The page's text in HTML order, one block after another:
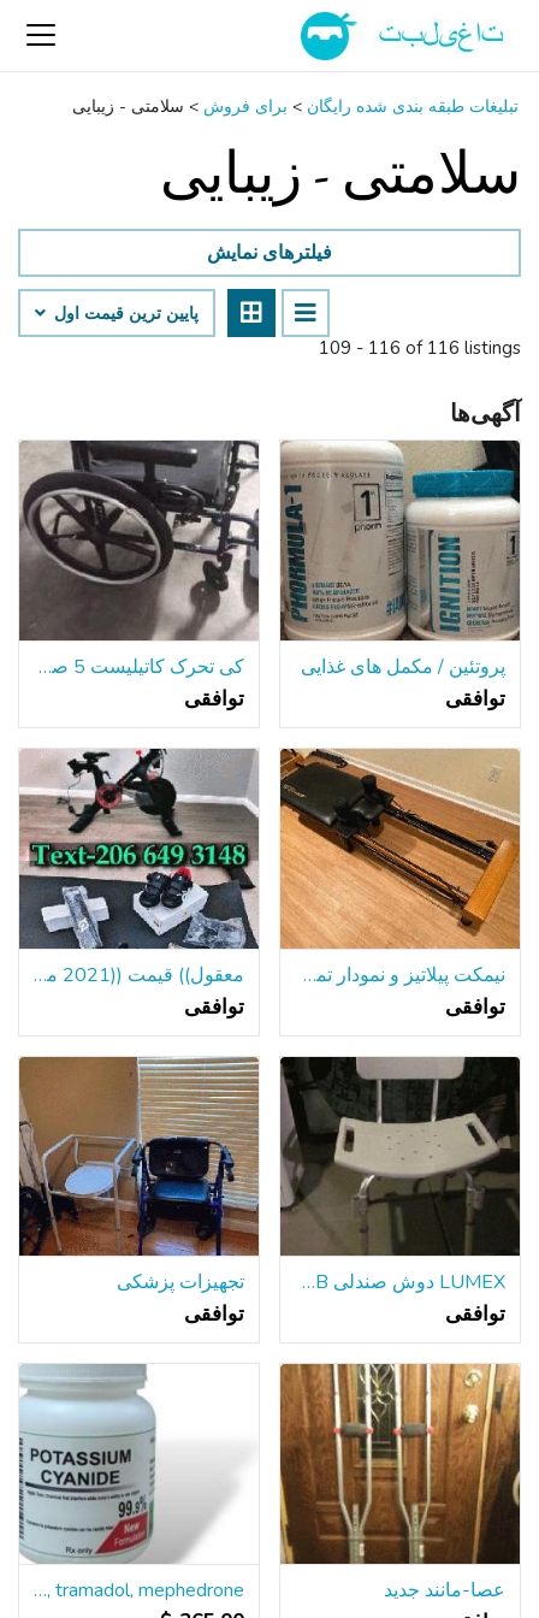
تبلیغات طبقه بندی شده رایگان > برای فروش > سلامتی - زیبایی
سلامتی - زیبایی
109 - 116 of 116 listings
فیلترهای نمایش
پایین ‌ترین قیمت اول
آگهی‌ها
پروتئین / مکمل های غذایی
توافقی
کی تحرک کاتیلیست 5 صندلی چرخدار تاشو
توافقی
نیمکت پیلاتیز و نمودار تمرین
توافقی
معقول)) قیمت ((2021 مدل Peloton دوچرخه $800
توافقی
LUMEX دوش صندلی 7921RA 350LB ظرفیت
توافقی
تجهیزات پزشکی
توافقی
عصا-مانند جدید Buy cyanide, nembutal, xanax, valium, oxytocin, viagra, tramadol, mephedrone